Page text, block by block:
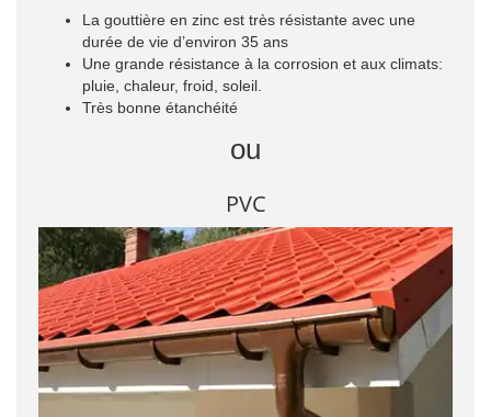
La gouttière en zinc est très résistante avec une
durée de vie d’environ 35 ans
Une grande résistance à la corrosion et aux climats:
pluie, chaleur, froid, soleil.
Très bonne étanchéité
ou
PVC